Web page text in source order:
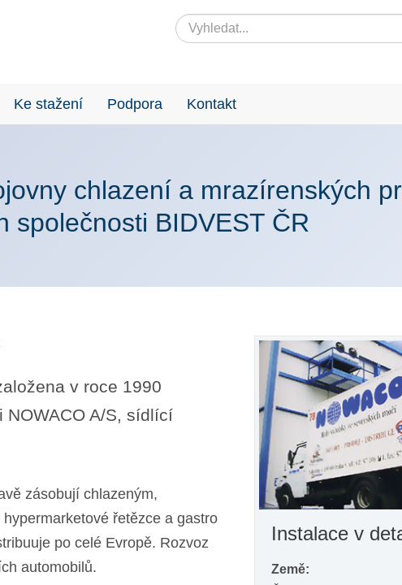
Ke stažení Podpora Kontakt
chlazení a mrazírenských
společnosti BIDVEST ČR
v roce 1990
A/S, sídlící
zásobují chlazeným,
řetězce a gastro
po celé Evropě. Rozvoz
automobilů.
Instalace v
Země: